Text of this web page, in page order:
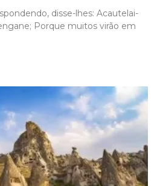
disse-lhes: Acautelai-
Porque muitos virão em